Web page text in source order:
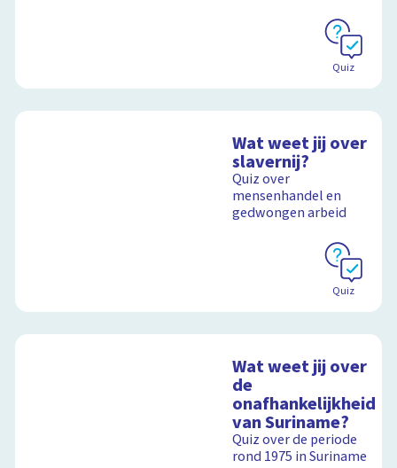
Quiz
Wat weet jij over
slavernij?
Quiz over
mensenhandel en
gedwongen arbeid
Quiz
Wat weet jij over
de
onafhankelijkheid
van Suriname?
Quiz over de periode
rond 1975 in Suriname